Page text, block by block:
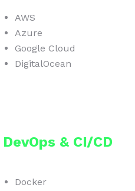
AWS
Azure
Google Cloud
DigitalOcean
DevOps & CI/CD
Docker